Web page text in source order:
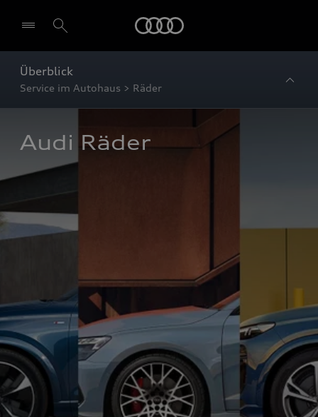
Überblick
Service im Autohaus > Räder
Audi Räder